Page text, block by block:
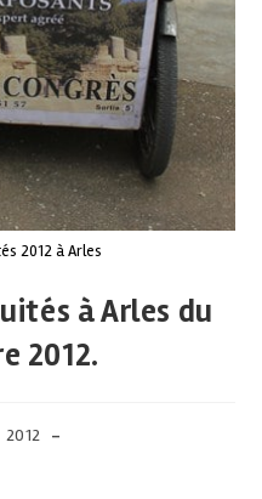
2012 à Arles
à Arles du
2012.